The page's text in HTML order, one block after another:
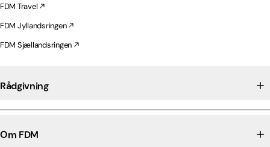
FDM Travel
FDM Jyllandsringen
FDM Sjællandsringen
Rådgivning
Om FDM